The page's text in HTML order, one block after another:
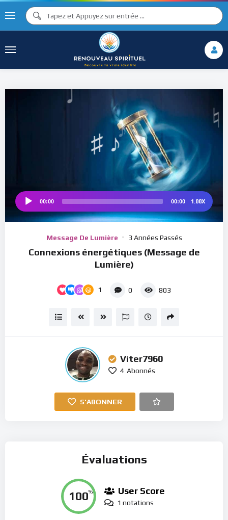
♪
♯ ♬
♫
♮
Audio
00:00 00:00 1.00X
Message De Lumière 3 Années Passés
Connexions énergétiques (Message de
Lumière)
1 0 803
Viter7960
4 Abonnés
S'ABONNER
Évaluations
100% User Score
1 notations